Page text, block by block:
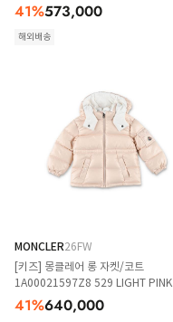
41%573,000
해외배송
MONCLER26FW
[키즈] 몽클레어 롱 자켓/코트
1A00021597Z8 529 LIGHT PINK
41%640,000